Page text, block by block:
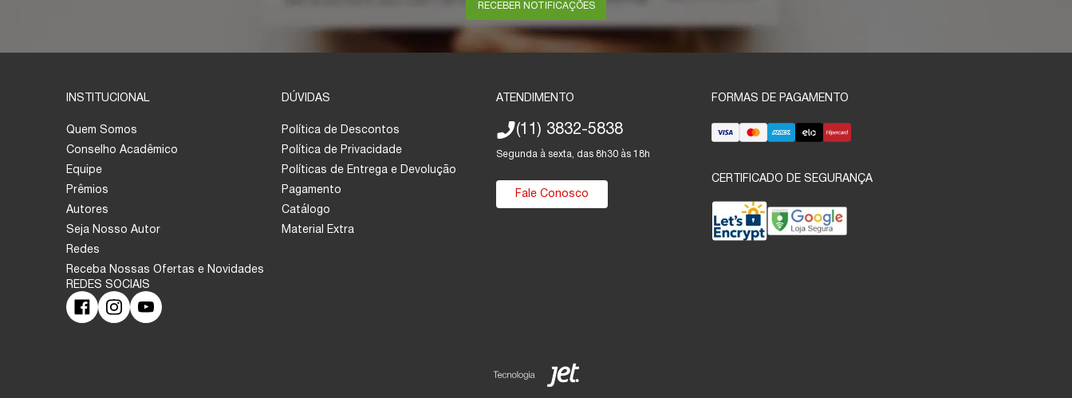
RECEBER NOTIFICAÇÕES
INSTITUCIONAL
Quem Somos
Conselho Acadêmico
Equipe
Prêmios
Autores
Seja Nosso Autor
Redes
Receba Nossas Ofertas e Novidades
DÚVIDAS
Política de Descontos
Política de Privacidade
Políticas de Entrega e Devolução
Pagamento
Catálogo
Material Extra
ATENDIMENTO
(11) 3832-5838
Segunda à sexta, das 8h30 às 18h
Fale Conosco
FORMAS DE PAGAMENTO
CERTIFICADO DE SEGURANÇA